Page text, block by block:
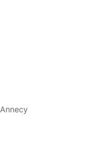
Annecy